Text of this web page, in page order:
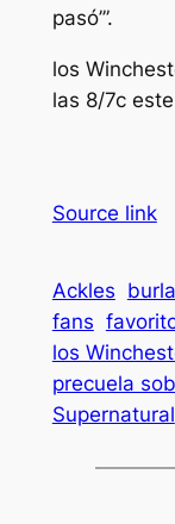
pasó’”.
los
las 8/7c
Source link
Ackles burla
fans
los
precuela
Supernatural